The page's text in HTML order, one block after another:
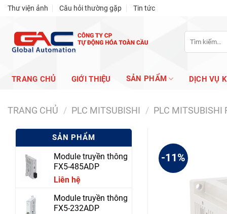
Skip
content
Thư viện ảnh Câu hỏi thường gặp Tin tức
Tìm
kiếm:
TRANG CHỦ GIỚI THIỆU SẢN PHẨM DỊCH VỤ
TRANG CHỦ / PLC MITSUBISHI / PLC MITSUBISHI
SẢN PHẨM
Module truyền thông
FX5-485ADP
Liên hệ
Module truyền thông
FX5-232ADP
-11%